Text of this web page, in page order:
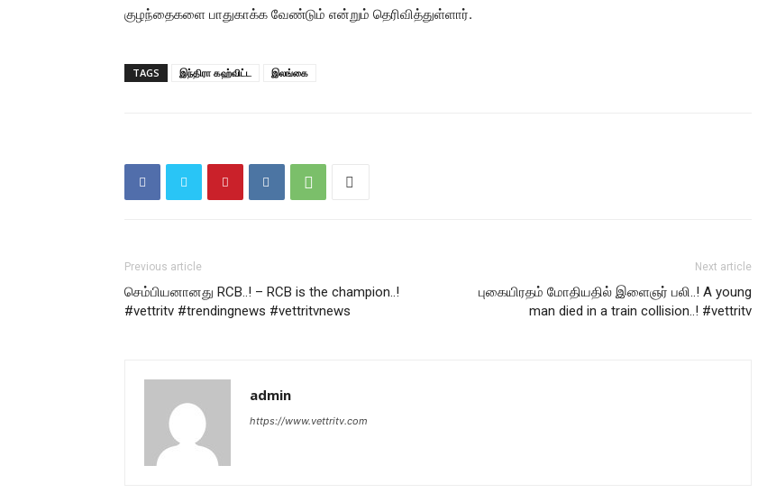
குழந்தைகளை பாதுகாக்க வேண்டும் என்றும் தெரிவித்துள்ளார்.
TAGS இந்திரா கஹ்விட்ட இலங்கை
Previous article
செம்பியனானது RCB..! – RCB is the champion..!
#vettritv #trendingnews #vettritvnews
Next article
புகையிரதம் மோதியதில் இளைஞர் பலி..! A young
man died in a train collision..! #vettritv
admin
https://www.vettritv.com